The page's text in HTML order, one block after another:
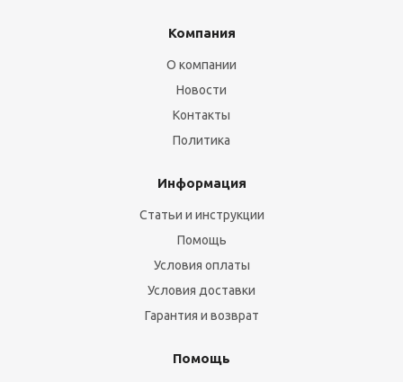
Компания
О компании
Новости
Контакты
Политика
Информация
Статьи и инструкции
Помощь
Условия оплаты
Условия доставки
Гарантия и возврат
Помощь